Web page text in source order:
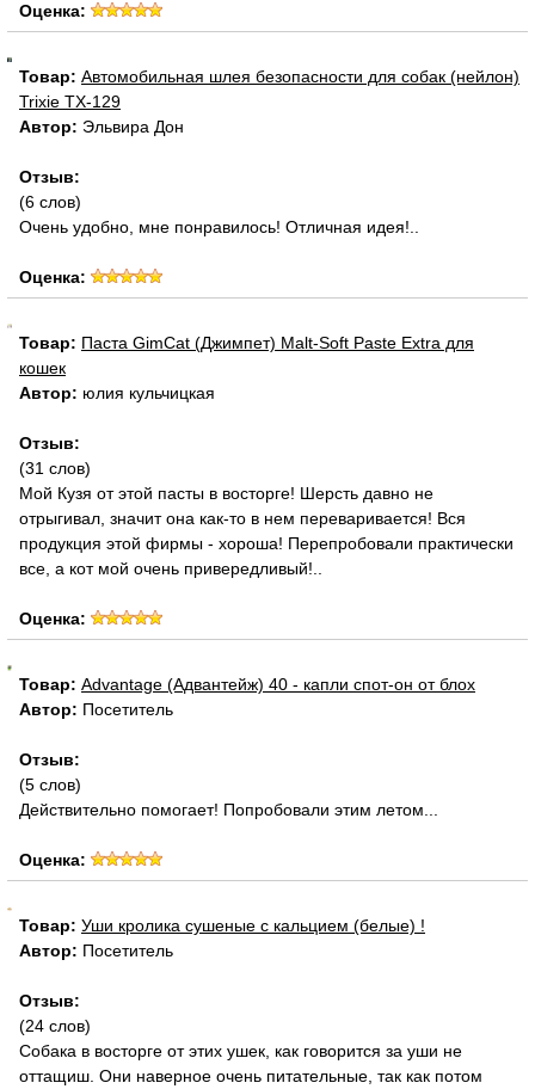
Оценка:
Товар: Автомобильная шлея безопасности для собак (нейлон)
Trixie TX-129
Автор: Эльвира Дон
Отзыв:
(6 слов)
Очень удобно, мне понравилось! Отличная идея!..
Оценка:
Товар: Паста GimCat (Джимпет) Malt-Soft Paste Extra для
кошек
Автор: юлия кульчицкая
Отзыв:
(31 слов)
Мой Кузя от этой пасты в восторге! Шерсть давно не
отрыгивал, значит она как-то в нем переваривается! Вся
продукция этой фирмы - хороша! Перепробовали практически
все, а кот мой очень привередливый!..
Оценка:
Товар: Advantage (Адвантейж) 40 - капли спот-он от блох
Автор: Посетитель
Отзыв:
(5 слов)
Действительно помогает! Попробовали этим летом...
Оценка:
Товар: Уши кролика сушеные с кальцием (белые) !
Автор: Посетитель
Отзыв:
(24 слов)
Собака в восторге от этих ушек, как говорится за уши не
оттащиш. Они наверное очень питательные, так как потом